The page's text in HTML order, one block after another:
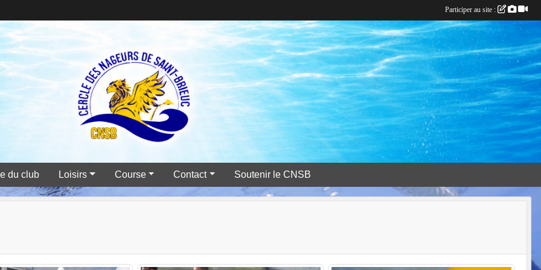
du club Loisirs Course Contact Soutenir le CNSB
Participer au site :